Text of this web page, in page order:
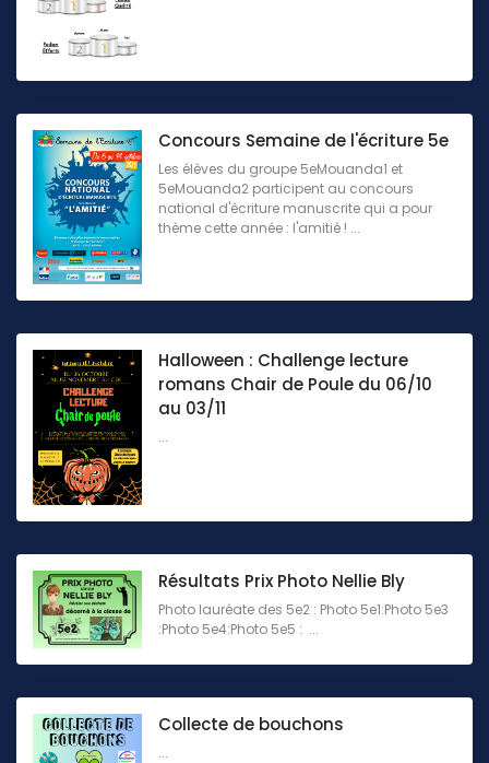
Concours Semaine de l'écriture 5e
Les élèves du groupe 5eMouanda1 et
5eMouanda2 participent au concours
national d'écriture manuscrite qui a pour
thème cette année : l'amitié ! ...
Halloween : Challenge lecture
romans Chair de Poule du 06/10
au 03/11
...
Résultats Prix Photo Nellie Bly
Photo lauréate des 5e2 : Photo 5e1:Photo 5e3
:Photo 5e4:Photo 5e5 : ...
Collecte de bouchons
...